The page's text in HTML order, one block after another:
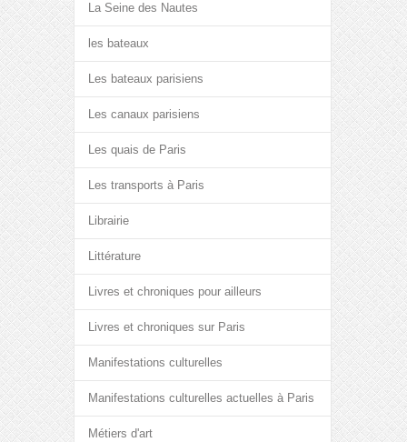
La Seine des Nautes
les bateaux
Les bateaux parisiens
Les canaux parisiens
Les quais de Paris
Les transports à Paris
Librairie
Littérature
Livres et chroniques pour ailleurs
Livres et chroniques sur Paris
Manifestations culturelles
Manifestations culturelles actuelles à Paris
Métiers d'art